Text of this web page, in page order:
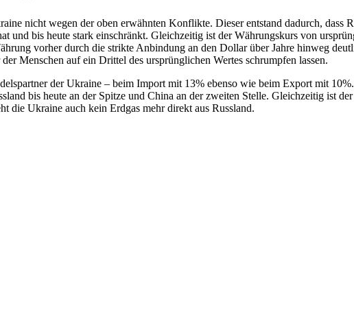
nicht wegen der oben erwähn­ten Kon­flikte. Dieser ent­stand dadurch, dass
und bis heute stark ein­schränkt. Gleich­zei­tig ist der Wäh­rungs­kurs von
vorher durch die strikte Anbin­dung an den Dollar über Jahre hinweg
Men­schen auf ein Drittel des ursprüng­li­chen Wertes schrump­fen lassen.
der Ukraine – beim Import mit 13% ebenso wie beim Export mit
bis heute an der Spitze und China an der zweiten Stelle. Gleich­zei­tig ist
die Ukraine auch kein Erdgas mehr direkt aus Russland.